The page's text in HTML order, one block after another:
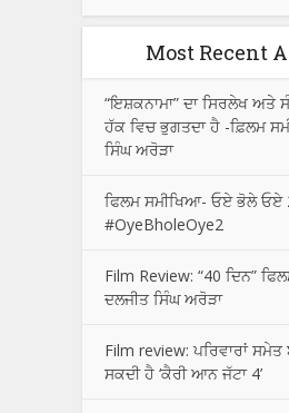
Most Recent
“ਇਸ਼ਕਨਾਮਾ” ਦਾ ਸਿਰਲੇਖ ਅਤੇ
ਹੱਕ ਵਿਚ ਭੁਗਤਦਾ ਹੈ -ਫ਼ਿਲਮ
ਸਿੰਘ ਅਰੋੜਾ
ਫਿਲਮ ਸਮੀਖਿਆ- ਓਏ ਭੋਲੇ ਓਏ
#OyeBholeOye2
Film Review: “40 ਦਿਨ”
ਦਲਜੀਤ ਸਿੰਘ ਅਰੋੜਾ
Film review: ਪਰਿਵਾਰਾਂ ਸਮੇਤ
ਸਕਦੀ ਹੈ ‘ਕੈਰੀ ਆਨ ਜੱਟਾ 4’